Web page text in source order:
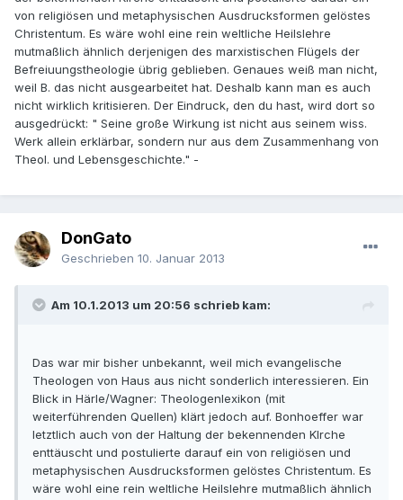
von religiösen und metaphysischen Ausdrucksformen gelöstes
Christentum. Es wäre wohl eine rein weltliche Heilslehre
mutmaßlich ähnlich derjenigen des marxistischen Flügels der
Befreiuungstheologie übrig geblieben. Genaues weiß man nicht,
weil B. das nicht ausgearbeitet hat. Deshalb kann man es auch
nicht wirklich kritisieren. Der Eindruck, den du hast, wird dort so
ausgedrückt: " Seine große Wirkung ist nicht aus seinem wiss.
Werk allein erklärbar, sondern nur aus dem Zusammenhang von
Theol. und Lebensgeschichte." -
DonGato
Geschrieben 10. Januar 2013
Am 10.1.2013 um 20:56 schrieb kam:
Das war mir bisher unbekannt, weil mich evangelische
Theologen von Haus aus nicht sonderlich interessieren. Ein
Blick in Härle/Wagner: Theologenlexikon (mit
weiterführenden Quellen) klärt jedoch auf. Bonhoeffer war
letztlich auch von der Haltung der bekennenden KIrche
enttäuscht und postulierte darauf ein von religiösen und
metaphysischen Ausdrucksformen gelöstes Christentum. Es
wäre wohl eine rein weltliche Heilslehre mutmaßlich ähnlich